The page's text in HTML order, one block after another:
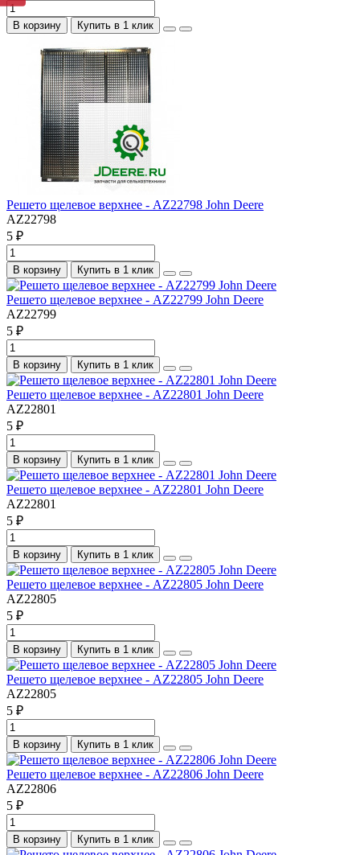
В корзину Купить в 1 клик
Решето щелевое верхнее - AZ22798 John Deere
AZ22798
5 ₽
В корзину Купить в 1 клик
Решето щелевое верхнее - AZ22799 John Deere
AZ22799
5 ₽
В корзину Купить в 1 клик
Решето щелевое верхнее - AZ22801 John Deere
AZ22801
5 ₽
В корзину Купить в 1 клик
Решето щелевое верхнее - AZ22801 John Deere
AZ22801
5 ₽
В корзину Купить в 1 клик
Решето щелевое верхнее - AZ22805 John Deere
AZ22805
5 ₽
В корзину Купить в 1 клик
Решето щелевое верхнее - AZ22805 John Deere
AZ22805
5 ₽
В корзину Купить в 1 клик
Решето щелевое верхнее - AZ22806 John Deere
AZ22806
5 ₽
В корзину Купить в 1 клик